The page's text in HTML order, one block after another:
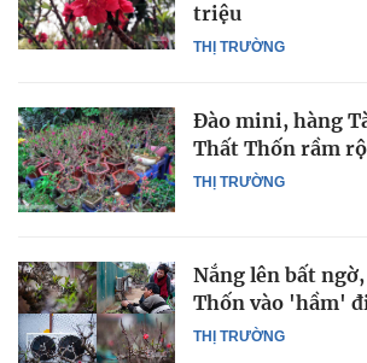
THỊ TRƯỜNG
triệu
THỊ TRƯỜNG
Đào mini, hàng
Thất Thốn rầm
THỊ TRƯỜNG
Nắng lên bất
Thốn vào 'hầm'